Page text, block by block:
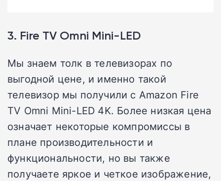
3. Fire TV Omni Mini-LED
Мы знаем толк в телевизорах по
выгодной цене, и именно такой
телевизор мы получили с Amazon Fire
TV Omni Mini-LED 4K. Более низкая цена
означает некоторые компромиссы в
плане производительности и
функциональности, но вы также
получаете яркое и четкое изображение,